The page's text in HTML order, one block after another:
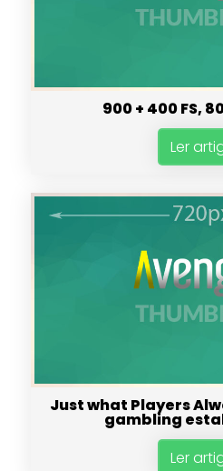
900 + 400 FS,
Ler
Just what Players
gambling
Ler